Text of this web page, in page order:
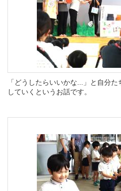
「どうしたらいいかな...」と自分
していくというお話です。